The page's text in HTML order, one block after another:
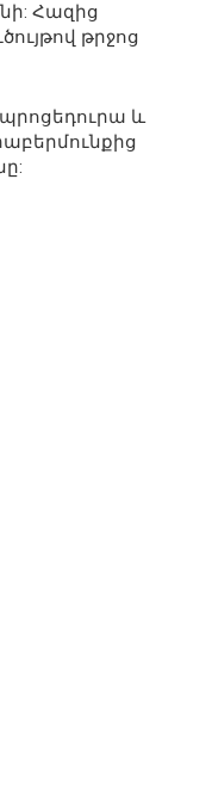
Հազից
թրջոց
և